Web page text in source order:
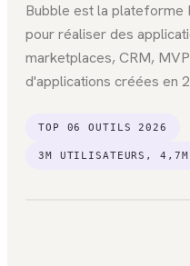
Bubble est la plateforme
pour réaliser des
marketplaces, CRM,
d'applications créées en
TOP 06 OUTILS 2026
3M UTILISATEURS, 4,7M